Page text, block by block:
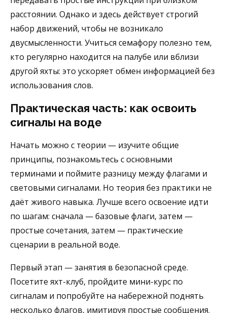
расстоянии. Однако и здесь действует строгий
набор движений, чтобы не возникало
двусмысленности. Учиться семафору полезно тем,
кто регулярно находится на палубе или вблизи
другой яхты: это ускоряет обмен информацией без
использования слов.
Практическая часть: как освоить
сигналы на воде
Начать можно с теории — изучите общие
принципы, познакомьтесь с основными
терминами и поймите разницу между флагами и
световыми сигналами. Но теория без практики не
даёт живого навыка. Лучше всего освоение идти
по шагам: сначала — базовые флаги, затем —
простые сочетания, затем — практические
сценарии в реальной воде.
Первый этап — занятия в безопасной среде.
Посетите яхт-клуб, пройдите мини-курс по
сигналам и попробуйте на набережной поднять
несколько флагов, имитируя простые сообщения.